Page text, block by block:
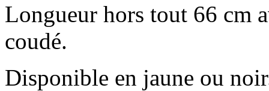
Longueur hors tout 66 cm
coudé.
Disponible en jaune ou